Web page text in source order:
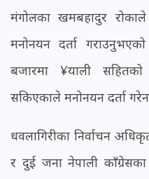
मंगोलका खमबहादुर रोकाले
मनोनयन दर्ता
बजारमा ¥याली
सकिएकाले मनोनयन दर्ता
धवलागिरीका निर्वाचन
र दुई जना नेपाली